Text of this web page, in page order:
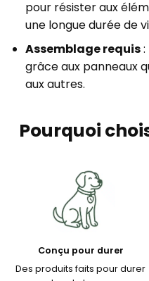
pour résister aux
une longue durée de
Assemblage requis:
grâce aux panneaux
aux autres.
Pourquoi
Conçu pour durer
Des produits faits pour durer